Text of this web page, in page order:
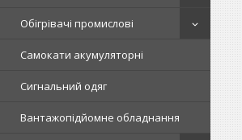
Обігрівачі промислові
Самокати акумуляторні
Сигнальний одяг
Вантажопідйомне обладнання